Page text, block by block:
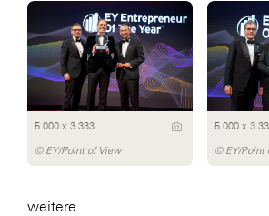
5 000 x 3 333
© EY/Point of View
5 000 x 3
© EY/Point
weitere ...